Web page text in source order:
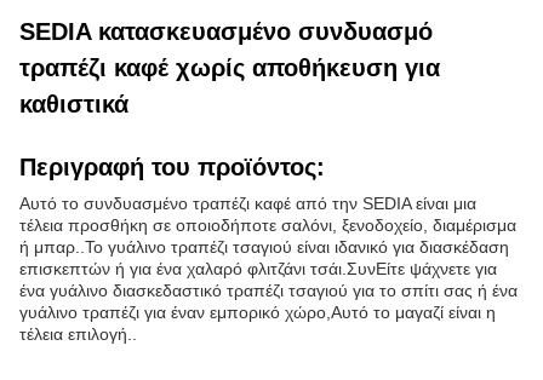
SEDIA κατασκευασμένο συνδυασμό
τραπέζι καφέ χωρίς αποθήκευση για
καθιστικά
Περιγραφή του προϊόντος:
Αυτό το συνδυασμένο τραπέζι καφέ από την SEDIA είναι μια
τέλεια προσθήκη σε οποιοδήποτε σαλόνι, ξενοδοχείο, διαμέρισμα
ή μπαρ..Το γυάλινο τραπέζι τσαγιού είναι ιδανικό για διασκέδαση
επισκεπτών ή για ένα χαλαρό φλιτζάνι τσάι.ΣυνΕίτε ψάχνετε για
ένα γυάλινο διασκεδαστικό τραπέζι τσαγιού για το σπίτι σας ή ένα
γυάλινο τραπέζι για έναν εμπορικό χώρο,Αυτό το μαγαζί είναι η
τέλεια επιλογή..